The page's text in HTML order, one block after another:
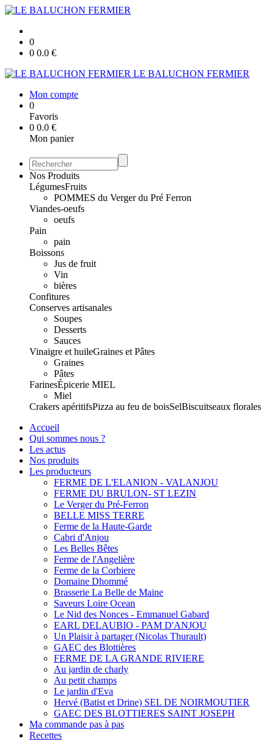
0
0 0.0 €
LE BALUCHON FERMIER
Mon compte
0
Favoris
0 0.0 €
Mon panier
Nos Produits
LégumesFruits
POMMES du Verger du Pré Ferron
Viandes-oeufs
oeufs
Pain
pain
Boissons
Jus de fruit
Vin
bières
Confitures
Conserves artisanales
Soupes
Desserts
Sauces
Vinaigre et huileGraines et Pâtes
Graines
Pâtes
FarinesÉpicerie MIEL
Miel
Crakers apéritifsPizza au feu de boisSelBiscuitseaux florales
Accueil
Qui sommes nous ?
Les actus
Nos produits
Les producteurs
FERME DE L'ELANION - VALANJOU
FERME DU BRULON- ST LEZIN
Le Verger du Pré-Ferron
BELLE MISS TERRE
Ferme de la Haute-Garde
Cabri d'Anjou
Les Belles Bêtes
Ferme de l'Angelière
Ferme de la Corbiere
Domaine Dhommé
Brasserie La Belle de Maine
Saveurs Loire Ocean
Le Nid des Nonces - Emmanuel Gabard
EARL DELAUBIO - PAM D'ANJOU
Un Plaisir à partager (Nicolas Thurault)
GAEC des Blottières
FERME DE LA GRANDE RIVIERE
Au jardin de charly
Au petit champs
Le jardin d'Eva
Hervé (Batist et Drine) SEL DE NOIRMOUTIER
GAEC DES BLOTTIERES SAINT JOSEPH
Ma commande pas à pas
Recettes